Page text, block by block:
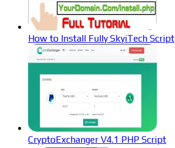
How to Install Fully SkyiTech Script
CryptoExchanger V4.1 PHP Script